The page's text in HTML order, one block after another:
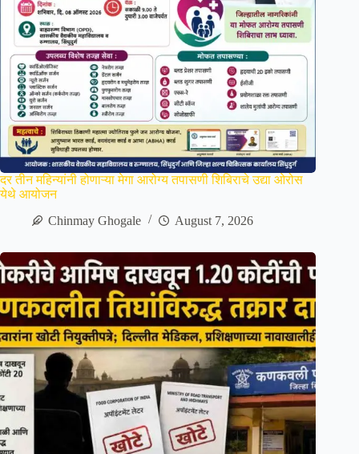
दर तीन महिन्यांनी होणाऱ्या मेगा आरोग्य तपासणी शिबिराचे उद्या ओरोस
येथे आयोजन
Chinmay Ghogale
August 7, 2026